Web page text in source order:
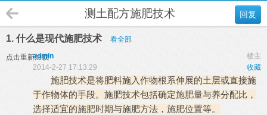
回复
测土配方施肥技术
1. 什么是现代施肥技术 看全部
点击重新加载 楼主
admin
收藏
2014-2-27 17:13:29
施肥技术是将肥料施入作物根系伸展的土层或直接施
于作物体的手段。施肥技术包括确定施肥量与养分配比，
选择适宜的施肥时期与施肥方法，施肥位置等。